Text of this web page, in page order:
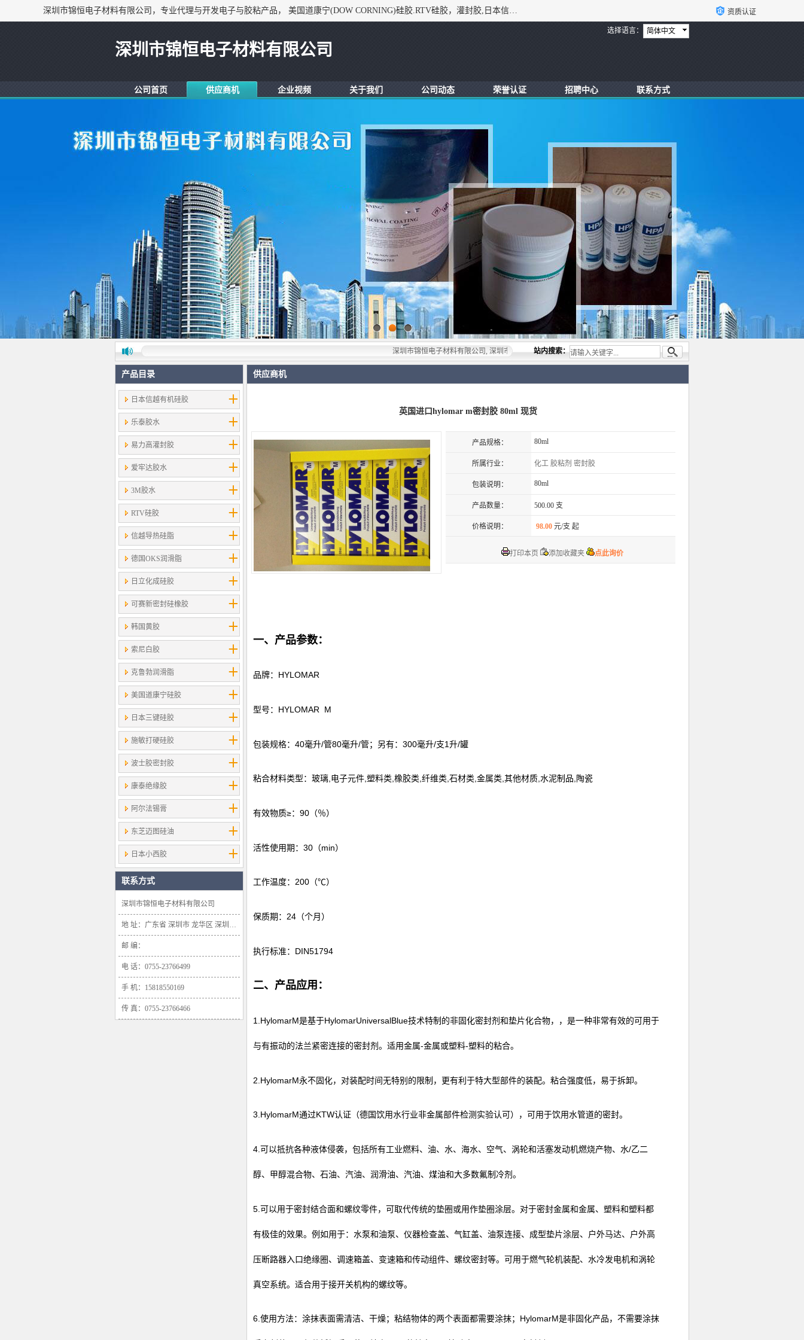
深圳市锦恒电子材料有限公司，专业代理与开发电子与胶粘产品， 美国道康宁(DOW CORNING)硅胶.RTV硅胶，灌封胶,日本信越(ShinEtsu)， 美国通用/东芝(GE/Toshiba)，美国HUMISEAL防潮绝缘胶， 日本小西(KONISHI)胶粘剂，3M,三键，乐泰，日本施敏打硬(CEMEDINE)硅胶，等众多进口品牌. 资质认证
简体中文
选择语言：
深圳市锦恒电子材料有限公司
公司首页 供应商机 企业视频 关于我们 公司动态 荣誉认证 招聘中心 联系方式
深圳市锦恒电子材料有限公司, 深圳市锦恒电子材料有限公司，专业代理与开发电子与胶粘产品， 美国道康宁(DOW CORNING)硅
站内搜索：
产品目录
日本信越有机硅胶
乐泰胶水
易力高灌封胶
爱牢达胶水
3M胶水
RTV硅胶
信越导热硅脂
德国OKS润滑脂
日立化成硅胶
可赛新密封硅橡胶
韩国黄胶
索尼白胶
克鲁勃润滑脂
美国道康宁硅胶
日本三键硅胶
施敏打硬硅胶
波士胶密封胶
康泰绝缘胶
阿尔法锡膏
东芝迈图硅油
日本小西胶
联系方式
深圳市锦恒电子材料有限公司
地 址：广东省 深圳市 龙华区 深圳市龙华新区大浪办事处浪口社区华盛路134号雍景轩商业大厦1638号
邮 编：
电 话：0755-23766499
手 机：15818550169
传 真：0755-23766466
供应商机
英国进口hylomar m密封胶 80ml 现货
产品规格： 80ml
所属行业： 化工 胶粘剂 密封胶
包装说明： 80ml
产品数量： 500.00 支
价格说明： 98.00 元/支 起
打印本页 添加收藏夹 点此询价
一、产品参数：
品牌：HYLOMAR
型号：HYLOMAR M
包装规格：40毫升/管80毫升/管；另有：300毫升/支1升/罐
粘合材料类型：玻璃,电子元件,塑料类,橡胶类,纤维类,石材类,金属类,其他材质,水泥制品,陶瓷
有效物质≥：90（％）
活性使用期：30（min）
工作温度：200（℃）
保质期：24（个月）
执行标准：DIN51794
二、产品应用：
1.HylomarM是基于HylomarUniversalBlue技术特制的非固化密封剂和垫片化合物，，是一种非常有效的可用于
与有振动的法兰紧密连接的密封剂。适用金属-金属或塑料-塑料的粘合。
2.HylomarM永不固化，对装配时间无特别的限制，更有利于特大型部件的装配。粘合强度低，易于拆卸。
3.HylomarM通过KTW认证（德国饮用水行业非金属部件检测实验认可），可用于饮用水管道的密封。
4.可以抵抗各种液体侵袭，包括所有工业燃料、油、水、海水、空气、涡轮和活塞发动机燃烧产物、水/乙二
醇、甲醇混合物、石油、汽油、润滑油、汽油、煤油和大多数氟制冷剂。
5.可以用于密封结合面和螺纹零件，可取代传统的垫圈或用作垫圈涂层。对于密封金属和金属、塑料和塑料都
有极佳的效果。例如用于：水泵和油泵、仪器检查盖、气缸盖、油泵连接、成型垫片涂层、户外马达、户外高
压断路器入口绝缘圈、调速箱盖、变速箱和传动组件、螺纹密封等。可用于燃气轮机装配、水冷发电机和涡轮
真空系统。适合用于接开关机构的螺纹等。
6.使用方法：涂抹表面需清洁、干燥；粘结物体的两个表面都需要涂抹；HylomarM是非固化产品，不需要涂抹